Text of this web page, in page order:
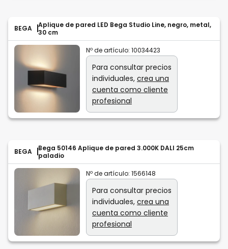
BEGA
Aplique de pared LED Bega Studio Line, negro, metal,
30 cm
Nº de artículo: 10034423
Para consultar precios
individuales, crea una
cuenta como cliente
profesional
BEGA
Bega 50146 Aplique de pared 3.000K DALI 25cm
paladio
Nº de artículo: 1566148
Para consultar precios
individuales, crea una
cuenta como cliente
profesional